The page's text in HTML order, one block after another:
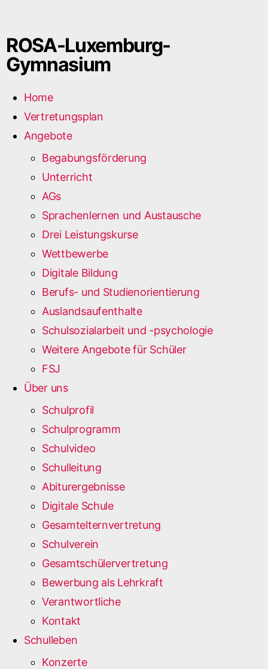
ROSA-Luxemburg-
Gymnasium
Home
Vertretungsplan
Angebote
Begabungsförderung
Unterricht
AGs
Sprachenlernen und Austausche
Drei Leistungskurse
Wettbewerbe
Digitale Bildung
Berufs- und Studienorientierung
Auslandsaufenthalte
Schulsozialarbeit und -psychologie
Weitere Angebote für Schüler
FSJ
Über uns
Schulprofil
Schulprogramm
Schulvideo
Schulleitung
Abiturergebnisse
Digitale Schule
Gesamtelternvertretung
Schulverein
Gesamtschülervertretung
Bewerbung als Lehrkraft
Verantwortliche
Kontakt
Schulleben
Konzerte